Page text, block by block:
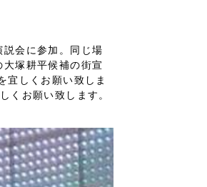
会に参加。同じ場
塚耕平候補の街宣
宜しくお願い致しま
くお願い致します。